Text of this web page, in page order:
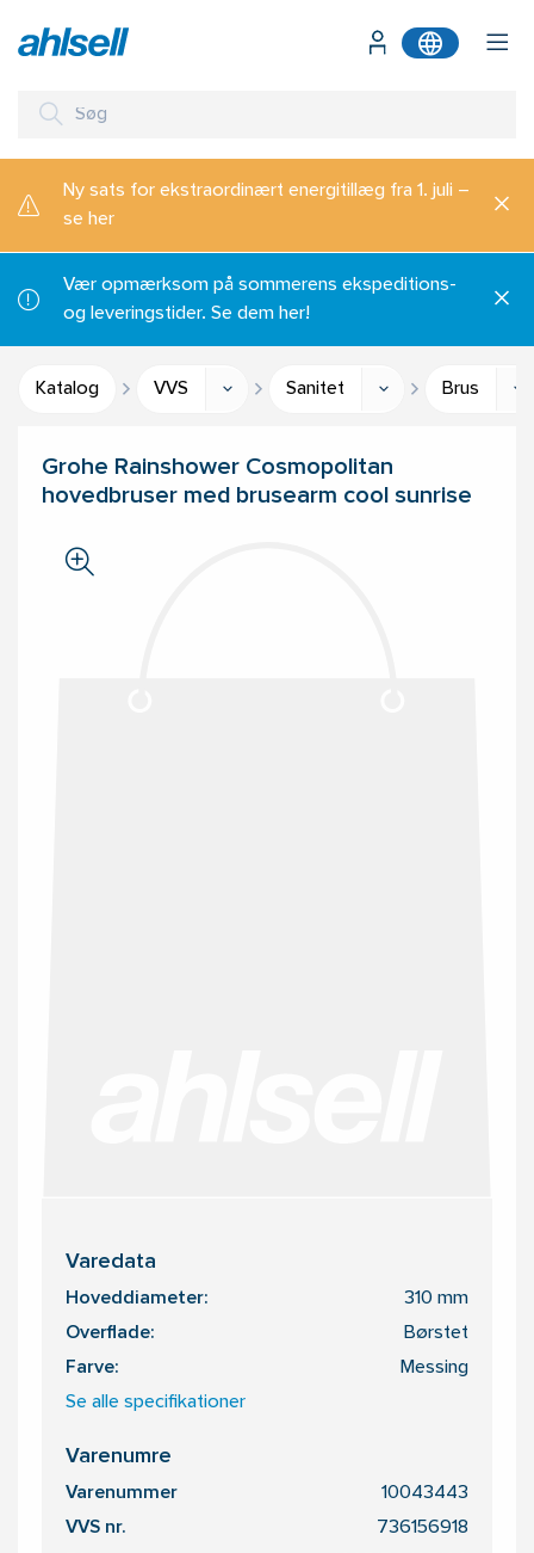
Ny sats for ekstraordinært energitillæg fra 1. juli –
se her
Vær opmærksom på sommerens ekspeditions-
og leveringstider. Se dem her!
Katalog VVS Sanitet Brus
Grohe Rainshower Cosmopolitan
hovedbruser med brusearm cool sunrise
Varedata
Hoveddiameter: 310 mm
Overflade: Børstet
Farve: Messing
Se alle specifikationer
Varenumre
Varenummer 10043443
VVS nr. 736156918